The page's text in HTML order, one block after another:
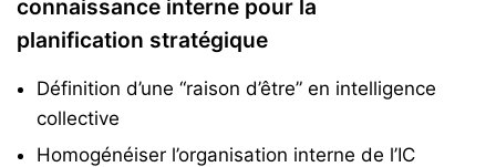
connaissance interne pour la
planification stratégique
Définition d’une “raison d’être” en intelligence
collective
Homogénéiser l’organisation interne de l’IC